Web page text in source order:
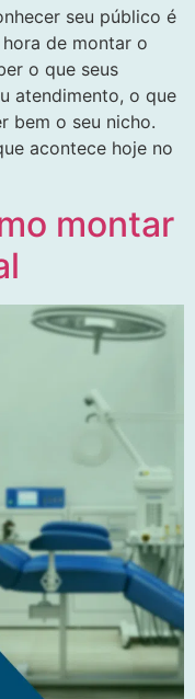
seu público é
de montar o
o que seus
atendimento, o que
bem o seu nicho.
acontece hoje no
montar